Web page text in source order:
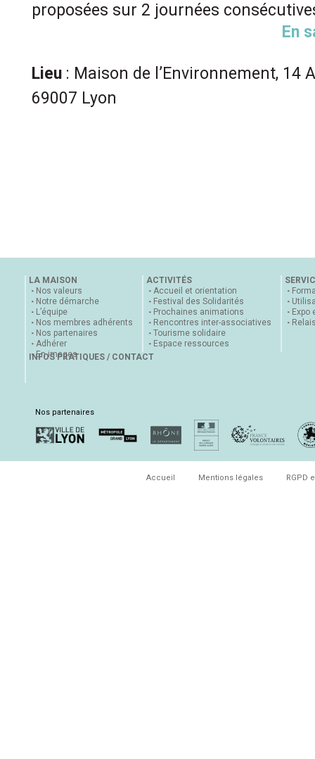
proposées sur 2 journées
En
Lieu : Maison de l’Environnement, 14
69007 Lyon
LA MAISON
Nos valeurs
Notre démarche
L’équipe
Nos membres adhérents
Nos partenaires
Adhérer
En images
ACTIVITÉS
Accueil et orientation
Festival des Solidarités
Prochaines animations
Rencontres inter-associatives
Tourisme solidaire
Espace ressources
Expo
INFOS PRATIQUES / CONTACT
Nos partenaires
Accueil Mentions légales RGPD